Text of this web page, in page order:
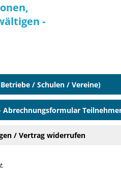
-
/ Schulen / Vereine)
Abrechnungsformular
/ Vertrag widerrufen